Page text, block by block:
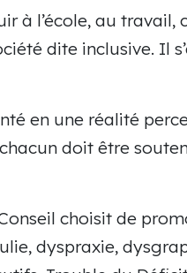
à l’école, au travail,
dite inclusive. Il
en une réalité
doit être
choisit de
dyspraxie,